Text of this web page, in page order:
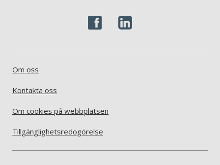
Om oss
Kontakta oss
Om cookies på webbplatsen
Tillgänglighetsredogörelse